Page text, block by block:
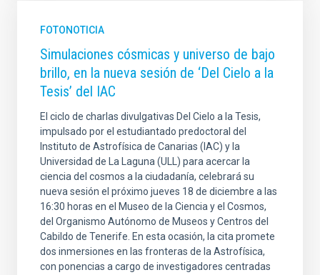
FOTONOTICIA
Simulaciones cósmicas y universo de bajo
brillo, en la nueva sesión de ‘Del Cielo a la
Tesis’ del IAC
El ciclo de charlas divulgativas Del Cielo a la Tesis,
impulsado por el estudiantado predoctoral del
Instituto de Astrofísica de Canarias (IAC) y la
Universidad de La Laguna (ULL) para acercar la
ciencia del cosmos a la ciudadanía, celebrará su
nueva sesión el próximo jueves 18 de diciembre a las
16:30 horas en el Museo de la Ciencia y el Cosmos,
del Organismo Autónomo de Museos y Centros del
Cabildo de Tenerife. En esta ocasión, la cita promete
dos inmersiones en las fronteras de la Astrofísica,
con ponencias a cargo de investigadores centradas